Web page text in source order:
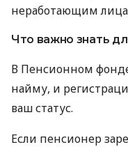
неработающим
Что важно знать
В Пенсионном
найму, и
ваш статус.
Если пенсионер